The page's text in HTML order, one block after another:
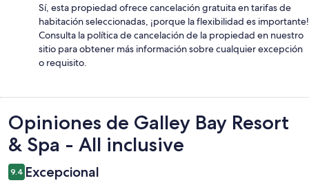
Sí, esta propiedad ofrece cancelación gratuita en tarifas de
habitación seleccionadas, ¡porque la flexibilidad es importante!
Consulta la política de cancelación de la propiedad en nuestro
sitio para obtener más información sobre cualquier excepción
o requisito.
Opiniones
Opiniones de Galley Bay Resort
& Spa - All inclusive
9.4 Excepcional